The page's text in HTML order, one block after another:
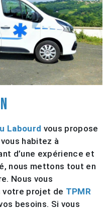
Labourd vous propose
habitez à
d’une expérience et
nous mettons tout en
Nous vous
votre projet de TPMR
besoins. Si vous